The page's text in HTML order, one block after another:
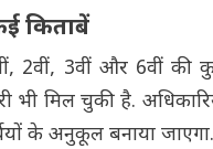
किताबें
2वीं, 3वीं और 6वीं
भी मिल चुकी है.
के अनुकूल बनाया जाएगा.